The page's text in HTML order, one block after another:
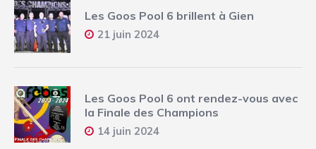
Les Goos Pool 6 brillent à Gien
21 juin 2024
Les Goos Pool 6 ont rendez-vous avec
la Finale des Champions
14 juin 2024